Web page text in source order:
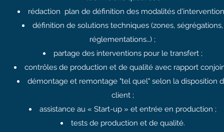
rédaction plan de définition des modalités
définition de solutions techniques (zones, ségrégations,
réglementations…) ;
partage des interventions pour le transfert ;
contrôles de production et de qualité avec rapport
démontage et remontage "tel quel" selon la disposition
client ;
assistance au « Start-up » et entrée en production ;
tests de production et de qualité.